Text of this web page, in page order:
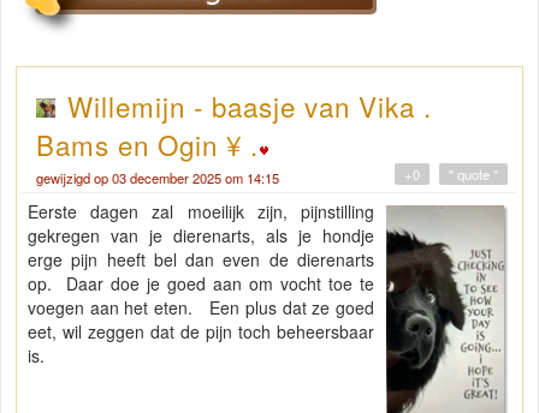
Willemijn - baasje van Vika .
Bams en Ogin ¥ .
gewijzigd op 03 december 2025 om 14:15 " quote "
+0
Eerste dagen zal moeilijk zijn, pijnstilling
gekregen van je dierenarts, als je hondje
erge pijn heeft bel dan even de dierenarts
op. Daar doe je goed aan om vocht toe te
voegen aan het eten. Een plus dat ze goed
eet, wil zeggen dat de pijn toch beheersbaar
is.